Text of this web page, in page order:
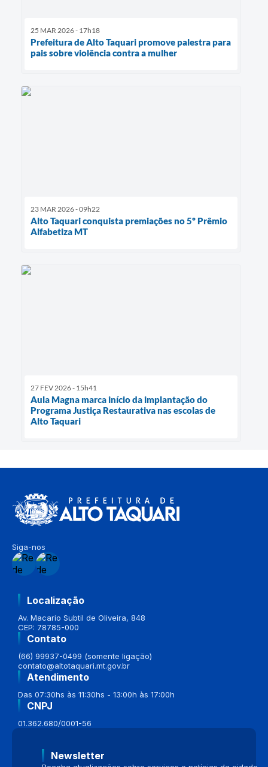
25 MAR 2026 - 17h18
Prefeitura de Alto Taquari promove palestra para
pais sobre violência contra a mulher
23 MAR 2026 - 09h22
Alto Taquari conquista premiações no 5º Prêmio
Alfabetiza MT
27 FEV 2026 - 15h41
Aula Magna marca início da implantação do
Programa Justiça Restaurativa nas escolas de
Alto Taquari
Siga-nos
Localização
Av. Macario Subtil de Oliveira, 848
CEP: 78785-000
Contato
(66) 99937-0499 (somente ligação)
contato@altotaquari.mt.gov.br
Atendimento
Das 07:30hs às 11:30hs - 13:00h às 17:00h
CNPJ
01.362.680/0001-56
Newsletter